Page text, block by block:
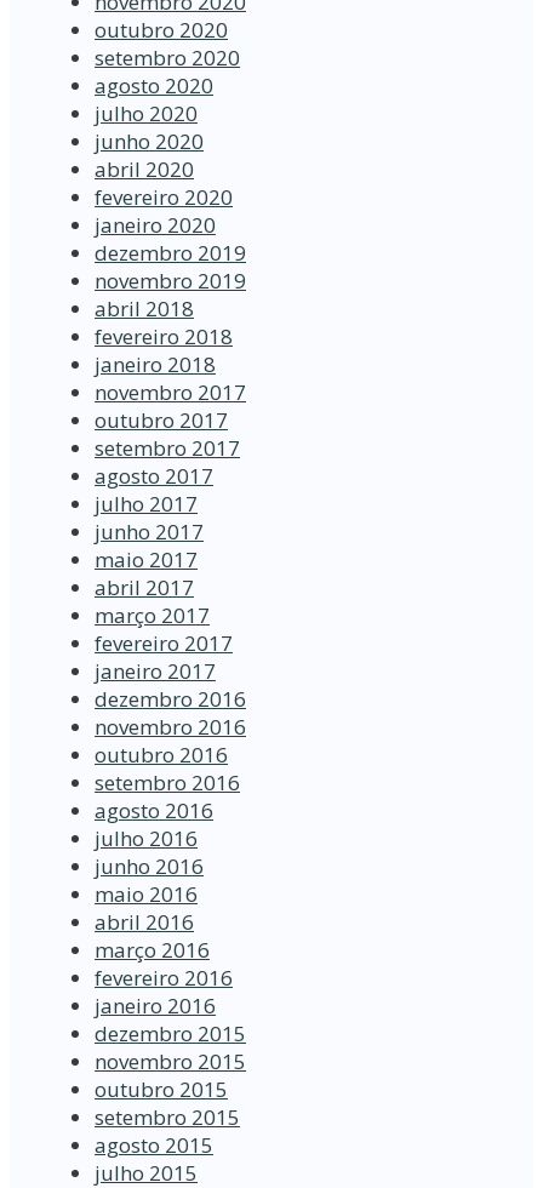
outubro 2020
setembro 2020
agosto 2020
julho 2020
junho 2020
abril 2020
fevereiro 2020
janeiro 2020
dezembro 2019
novembro 2019
abril 2018
fevereiro 2018
janeiro 2018
novembro 2017
outubro 2017
setembro 2017
agosto 2017
julho 2017
junho 2017
maio 2017
abril 2017
março 2017
fevereiro 2017
janeiro 2017
dezembro 2016
novembro 2016
outubro 2016
setembro 2016
agosto 2016
julho 2016
junho 2016
maio 2016
abril 2016
março 2016
fevereiro 2016
janeiro 2016
dezembro 2015
novembro 2015
outubro 2015
setembro 2015
agosto 2015
julho 2015